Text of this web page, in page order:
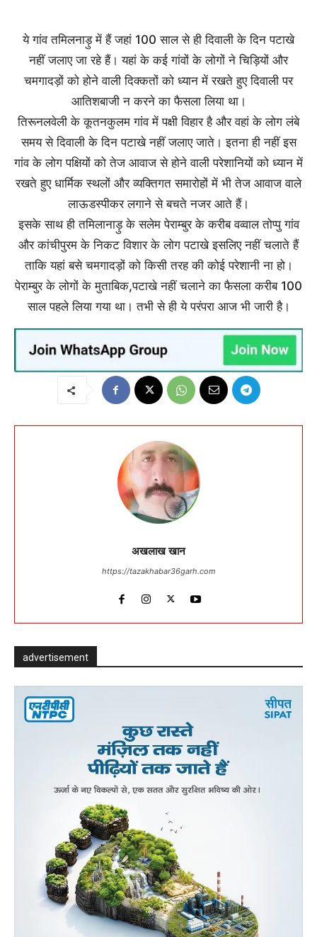
ये गांव तमिलनाड़ु में हैं जहां 100 साल से ही दिवाली के दिन पटाखे
नहीं जलाए जा रहे हैं। यहां के कई गांवों के लोगों ने चिड़ियों और
चमगादड़ों को होने वाली दिक्कतों को ध्यान में रखते हुए दिवाली पर
आतिशबाजी न करने का फैसला लिया था।
तिरूनलवेली के कूतनकुलम गांव में पक्षी विहार है और वहां के लोग लंबे
समय से दिवाली के दिन पटाखे नहीं जलाए जाते। इतना ही नहीं इस
गांव के लोग पक्षियों को तेज आवाज से होने वाली परेशानियों को ध्यान में
रखते हुए धार्मिक स्थलों और व्यक्तिगत समारोहों में भी तेज आवाज वाले
लाऊडस्पीकर लगाने से बचते नजर आते हैं।
इसके साथ ही तमिलानाड़ु के सलेम पेराम्बुर के करीब वव्वाल तोप्पु गांव
और कांचीपुरम के निकट विशार के लोग पटाखे इसलिए नहीं चलाते हैं
ताकि यहां बसे चमगादड़ों को किसी तरह की कोई परेशानी ना हो।
पेराम्बुर के लोगों के मुताबिक,पटाखे नहीं चलाने का फैसला करीब 100
साल पहले लिया गया था। तभी से ही ये परंपरा आज भी जारी है।
अखलाख खान
https://tazakhabar36garh.com
advertisement